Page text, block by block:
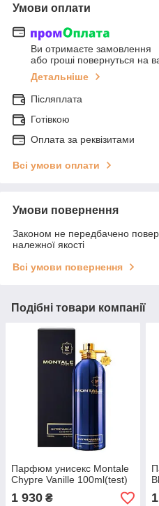
Умови оплати
Ви отримаєте замовлення
або гроші повернуться на
Детальніше
Післяплата
Готівкою
Оплата за реквізитами
Всі умови оплати
Умови повернення
Законом не передбачено
належної якості
Всі умови повернення
Подібні товари компанії
Парфюм унисекс Montale
Chypre Vanille 100ml(test)
1 930 ₴